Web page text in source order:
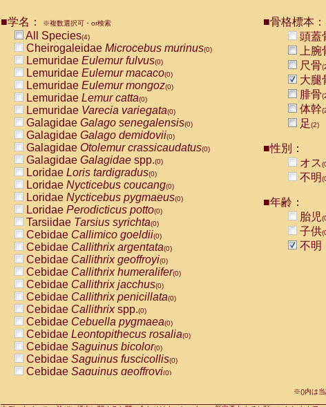
AtelidaeAteles belzebuth
AtelidaeAteles geoffroyi
AtelidaeAteles paniscus(0)
AtelidaeAtelesspp. (0)
AtelidaeLagothrix lagothricha
AtelidaeLagothrix lagothricha cana
PitheciidaeCacajao calvus rubicundus
PitheciidaeCallicebus cupreus
PitheciidaeCallicebus donacophilus
PitheciidaeCallicebus moloch
PitheciidaeCallicebus torquatus(0)
PitheciidaeCallicebusspp.
PitheciidaeChiropotes satanas
PitheciidaePithecia monachus
PitheciidaePithecia pithecia (0)
CercopithecidaeCercocebus agilis
CercopithecidaeCercocebus galeritus chrysogaster
CercopithecidaeCercocebus torquatus atys
CercopithecidaeCercocebus torquatus lunulatus
CercopithecidaeCercocebus torquatus torquatus
CercopithecidaeCercocebushybrid
CercopithecidaeCercocebusspp.
CercopithecidaeLophocebus albigena
CercopithecidaePapio anubis
CercopithecidaePapio cynocephalus
CercopithecidaePapio hamadryas
CercopithecidaePapio papio
CercopithecidaePapiospp.(0)
CercopithecidaeMandrillus leucophaeus
CercopithecidaeMandrillus sphinx
CercopithecidaeMacaca arctoides(0)
■学名： ※複数選択可・or検索
All Species(4)
Cheirogaleidae Microcebus murinus(0)
Lemuridae Eulemur fulvus(0)
Lemuridae Eulemur macaco(0)
Lemuridae Eulemur mongoz(0)
Lemuridae Lemur catta(0)
Lemuridae Varecia variegata(0)
Galagidae Galago senegalensis(0)
Galagidae Galago demidovii(0)
Galagidae Otolemur crassicaudatus(0)
Galagidae Galagidae spp.(0)
Loridae Loris tardigradus(0)
Loridae Nycticebus coucang(0)
Loridae Nycticebus pygmaeus(0)
Loridae Perodicticus potto(0)
Tarsiidae Tarsius syrichta(0)
Cebidae Callimico goeldii(0)
Cebidae Callithrix argentata(0)
Cebidae Callithrix geoffroyi(0)
Cebidae Callithrix humeralifer(0)
Cebidae Callithrix jacchus(0)
Cebidae Callithrix penicillata(0)
Cebidae Callithrixspp.(0)
Cebidae Cebuella pygmaea(0)
Cebidae Leontopithecus rosalia(0)
Cebidae Saguinus bicolor(0)
Cebidae Saguinus fuscicollis(0)
Cebidae Saguinus geoffroyi(0)
■骨格標本：
頭蓋
上腕
尺骨
大腿
腓骨
体幹
足(2)
■性別：
オス
不明
■年齢：
胎児
子供
不明
※()内は当